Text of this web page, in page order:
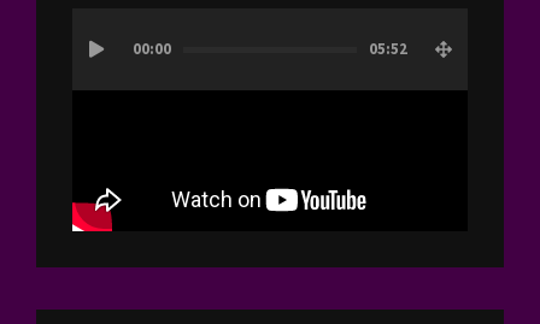
vidéo
00:00 05:52